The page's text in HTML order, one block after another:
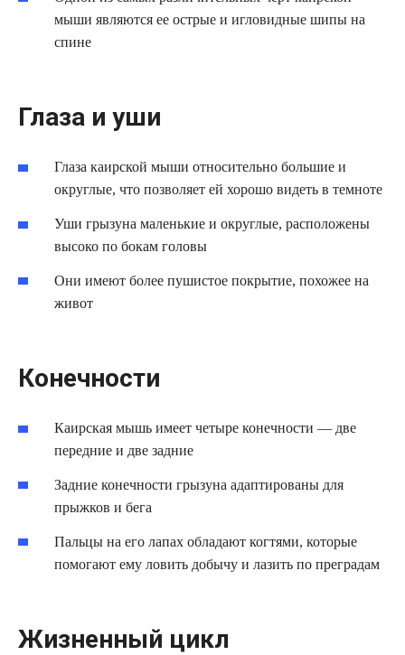
мыши являются ее острые и игловидные шипы на
спине
Глаза и уши
Глаза каирской мыши относительно большие и
округлые, что позволяет ей хорошо видеть в темноте
Уши грызуна маленькие и округлые, расположены
высоко по бокам головы
Они имеют более пушистое покрытие, похожее на
живот
Конечности
Каирская мышь имеет четыре конечности — две
передние и две задние
Задние конечности грызуна адаптированы для
прыжков и бега
Пальцы на его лапах обладают когтями, которые
помогают ему ловить добычу и лазить по преградам
Жизненный цикл